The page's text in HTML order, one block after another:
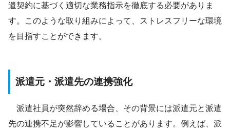
遣契約に基づく適切な業務指示を徹底する必要がありま
す。このような取り組みによって、ストレスフリーな環境
を目指すことができます。
派遣元・派遣先の連携強化
派遣社員が突然辞める場合、その背景には派遣元と派遣
先の連携不足が影響していることがあります。例えば、派